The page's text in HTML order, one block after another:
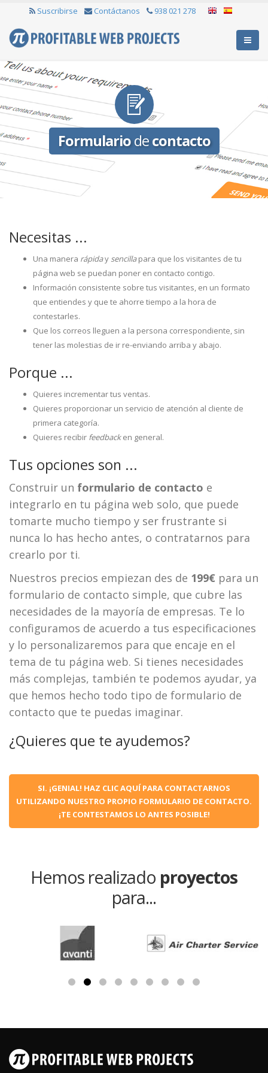
Suscribirse Contáctanos 938 021 278
Formulariodecontacto
Necesitas ...
Una manera rápiday sencillapara que los visitantes de tu
página web se puedan poner en contacto contigo.
Información consistente sobre tus visitantes, en un formato
que entiendes y que te ahorre tiempo a la hora de
contestarles.
Que los correos lleguen a la persona correspondiente, sin
tener las molestias de ir re-enviando arriba y abajo.
Porque ...
Quieres incrementar tus ventas.
Quieres proporcionar un servicio de atención al cliente de
primera categoría.
Quieres recibir feedbacken general.
Tus opciones son ...
Construir un formulario de contacto e
integrarlo en tu página web solo, que puede
tomarte mucho tiempo y ser frustrante si
nunca lo has hecho antes, o contratarnos para
crearlo por ti.
Nuestros precios empiezan des de 199€ para un
formulario de contacto simple, que cubre las
necesidades de la mayoría de empresas. Te lo
configuramos de acuerdo a tus especificaciones
y lo personalizaremos para que encaje en el
tema de tu página web. Si tienes necesidades
más complejas, también te podemos ayudar, ya
que hemos hecho todo tipo de formulario de
contacto que te puedas imaginar.
¿Quieres que te ayudemos?
SI. ¡GENIAL! HAZ CLIC AQUÍ PARA CONTACTARNOS
UTILIZANDO NUESTRO PROPIO FORMULARIO DE CONTACTO.
¡TE CONTESTAMOS LO ANTES POSIBLE!
Hemos realizado proyectos
para...